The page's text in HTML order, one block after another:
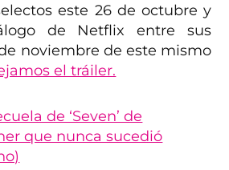
este 26 de octubre y
de Netflix entre sus
noviembre de este mismo
el tráiler.
de ‘Seven’ de
que nunca sucedió